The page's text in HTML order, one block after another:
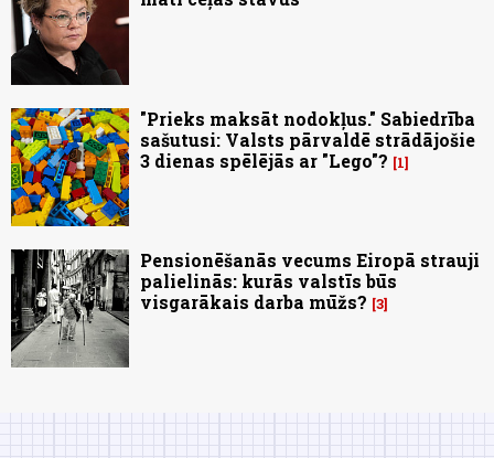
"Prieks maksāt nodokļus." Sabiedrība
sašutusi: Valsts pārvaldē strādājošie
3 dienas spēlējās ar "Lego"?
1
Pensionēšanās vecums Eiropā strauji
palielinās: kurās valstīs būs
visgarākais darba mūžs? 3